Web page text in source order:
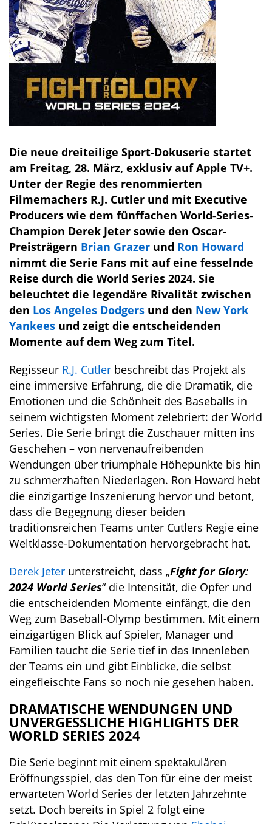
Die neue dreiteilige Sport-Dokuserie startet
am Freitag, 28. März, exklusiv auf Apple TV+.
Unter der Regie des renommierten
Filmemachers R.J. Cutler und mit Executive
Producers wie dem fünffachen World-Series-
Champion Derek Jeter sowie den Oscar-
Preisträgern Brian Grazer und Ron Howard
nimmt die Serie Fans mit auf eine fesselnde
Reise durch die World Series 2024. Sie
beleuchtet die legendäre Rivalität zwischen
den Los Angeles Dodgers und den New York
Yankees und zeigt die entscheidenden
Momente auf dem Weg zum Titel.
Regisseur R.J. Cutler beschreibt das Projekt als
eine immersive Erfahrung, die die Dramatik, die
Emotionen und die Schönheit des Baseballs in
seinem wichtigsten Moment zelebriert: der World
Series. Die Serie bringt die Zuschauer mitten ins
Geschehen – von nervenaufreibenden
Wendungen über triumphale Höhepunkte bis hin
zu schmerzhaften Niederlagen. Ron Howard hebt
die einzigartige Inszenierung hervor und betont,
dass die Begegnung dieser beiden
traditionsreichen Teams unter Cutlers Regie eine
Weltklasse-Dokumentation hervorgebracht hat.
Derek Jeter unterstreicht, dass „Fight for Glory:
2024 World Series“ die Intensität, die Opfer und
die entscheidenden Momente einfängt, die den
Weg zum Baseball-Olymp bestimmen. Mit einem
einzigartigen Blick auf Spieler, Manager und
Familien taucht die Serie tief in das Innenleben
der Teams ein und gibt Einblicke, die selbst
eingefleischte Fans so noch nie gesehen haben.
DRAMATISCHE WENDUNGEN UND
UNVERGESSLICHE HIGHLIGHTS DER
WORLD SERIES 2024
Die Serie beginnt mit einem spektakulären
Eröffnungsspiel, das den Ton für eine der meist
erwarteten World Series der letzten Jahrzehnte
setzt. Doch bereits in Spiel 2 folgt eine